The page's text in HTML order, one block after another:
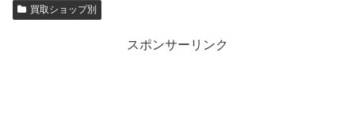
買取ショップ別
スポンサーリンク